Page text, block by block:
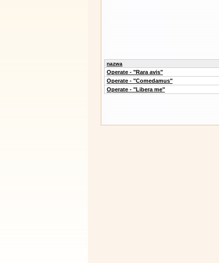
nazwa
Operate - "Rara avis"
Operate - "Comedamus"
Operate - "Libera me"